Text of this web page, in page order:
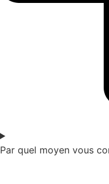
Par quel moyen vous